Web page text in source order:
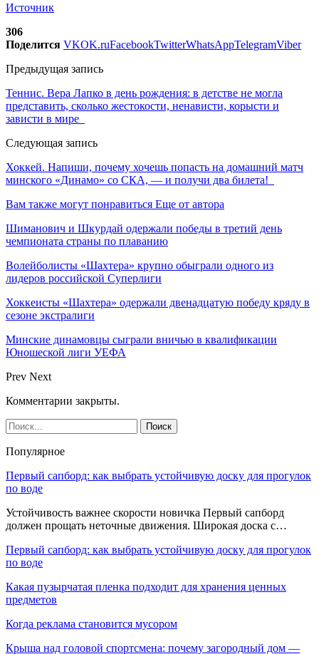
Источник
306
Поделится VKOK.ruFacebookTwitterWhatsAppTelegramViber
Предыдущая запись
Теннис. Вера Лапко в день рождения: в детстве не могла
представить, сколько жестокости, ненависти, корысти и
зависти в мире
Следующая запись
Хоккей. Напиши, почему хочешь попасть на домашний матч
минского «Динамо» со СКА, — и получи два билета!
Вам также могут понравиться Еще от автора
Шиманович и Шкурдай одержали победы в третий день
чемпионата страны по плаванию
Волейболисты «Шахтера» крупно обыграли одного из
лидеров российской Суперлиги
Хоккеисты «Шахтера» одержали двенадцатую победу кряду в
сезоне экстралиги
Минские динамовцы сыграли вничью в квалификации
Юношеской лиги УЕФА
Prev Next
Комментарии закрыты.
Популярное
Первый сапборд: как выбрать устойчивую доску для прогулок
по воде
Устойчивость важнее скорости новичка Первый сапборд
должен прощать неточные движения. Широкая доска с…
Первый сапборд: как выбрать устойчивую доску для прогулок
по воде
Какая пузырчатая пленка подходит для хранения ценных
предметов
Когда реклама становится мусором
Крыша над головой спортсмена: почему загородный дом —